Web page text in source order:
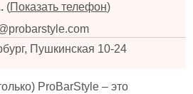
(Показать телефон)
Пушкинская 10-24
ProBarStyle – это